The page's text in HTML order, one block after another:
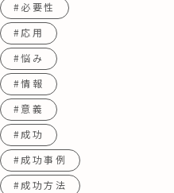
#必要性
#応用
#悩み
#情報
#意義
#成功
#成功事例
#成功方法